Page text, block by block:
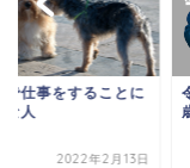
で仕事をすることに
な人
2022年2月13日